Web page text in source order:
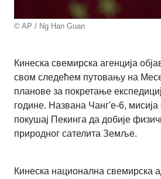
© AP / Ng Han Guan
Кинеска свемирска агенција
свом следећем путовању на
планове за покретање
године. Названа Чанг'е-6, мисија
покушај Пекинга да добије
природног сателита Земље.
Кинеска национална свемирска